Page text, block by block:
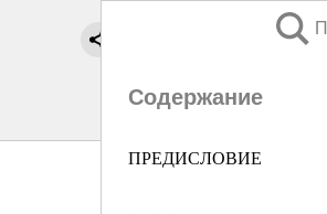
Содержание
ПРЕДИСЛОВИЕ